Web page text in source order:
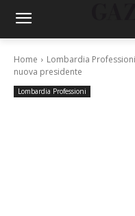
Home Lombardia Professioni
nuova presidente
Lombardia Professioni